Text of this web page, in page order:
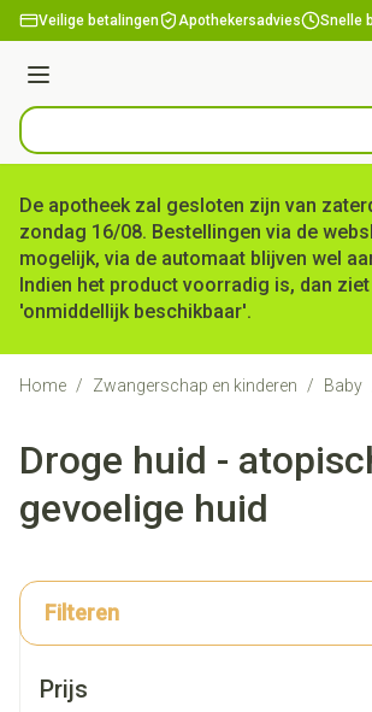
Ga naar de inhoud
Veilige betalingen Apothekersadvies Snelle
Menu
Product, merk, categorie...
De apotheek zal gesloten zijn van
zondag 16/08. Bestellingen via de
mogelijk, via de automaat blijven wel
Indien het product voorradig is, dan
'onmiddellijk beschikbaar'.
Home / Zwangerschap en kinderen / Baby
Droge huid -
gevoelige huid
Filteren
Prijs